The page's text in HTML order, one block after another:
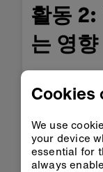
활동 2:
는 영향
학생들은 이
한 문제를
게 됩니다.
활동 시간 - 15
학생들을 소
Cookies
We use
your device
essential for
always